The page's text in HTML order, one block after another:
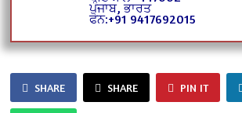
ਪੰਜਾਬ, ਭਾਰਤ
ਫੋਨ:+91 9417692015
SHARE SHARE PIN IT